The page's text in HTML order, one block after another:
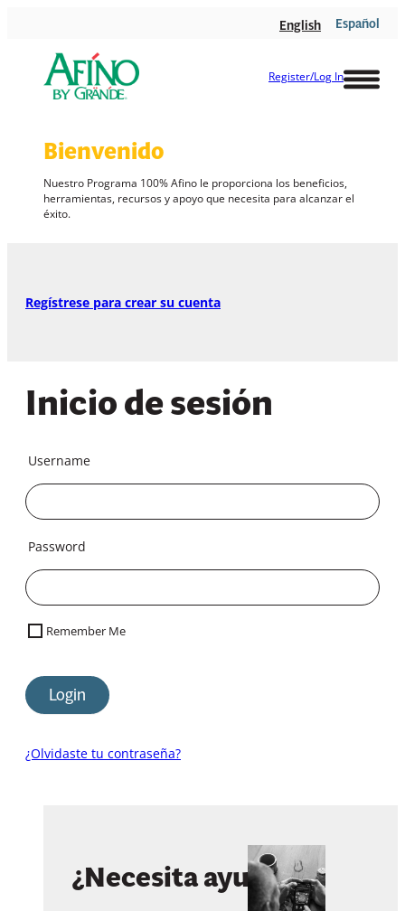
English Español
Register/Log In
Bienvenido
Nuestro Programa 100%Afino le proporciona los beneficios,
herramientas, recursos y apoyo que necesita para alcanzar el
éxito.
Regístrese para crear su cuenta
Inicio de sesión
Username
Password
Remember Me
¿Olvidaste tu contraseña?
¿Necesita ayuda?